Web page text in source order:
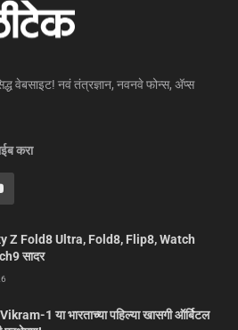
वेबसाइट! नवं तंत्रज्ञान, नवनवे फोन्स, ॲप्स
करा
Z Fold8 Ultra, Fold8, Flip8, Watch
सादर
1 या भारताच्या पहिल्या खासगी ऑर्बिटल